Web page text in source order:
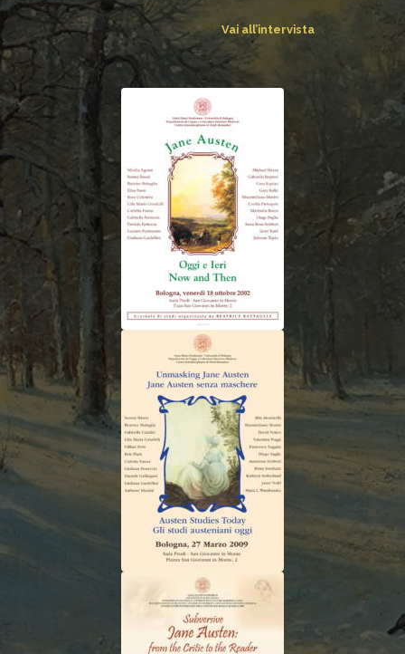
Vai all’intervista